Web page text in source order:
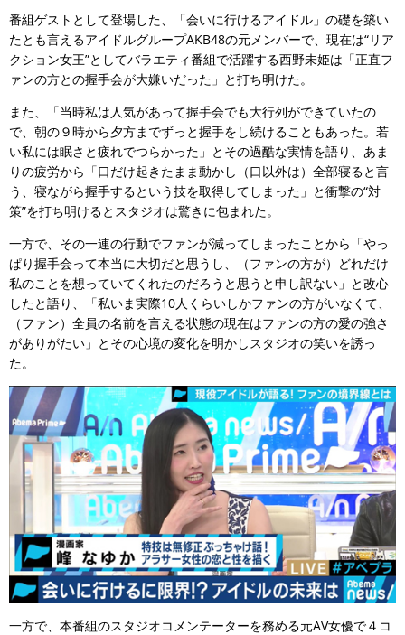
番組ゲストとして登場した、「会いに行けるアイドル」の礎を築い
たとも言えるアイドルグループAKB48の元メンバーで、現在は“リア
クション女王”としてバラエティ番組で活躍する西野未姫は「正直フ
ァンの方との握手会が大嫌いだった」と打ち明けた。
また、「当時私は人気があって握手会でも大行列ができていたの
で、朝の９時から夕方までずっと握手をし続けることもあった。若
い私には眠さと疲れでつらかった」とその過酷な実情を語り、あま
りの疲労から「口だけ起きたまま動かし（口以外は）全部寝ると言
う、寝ながら握手するという技を取得してしまった」と衝撃の“対
策”を打ち明けるとスタジオは驚きに包まれた。
一方で、その一連の行動でファンが減ってしまったことから「やっ
ぱり握手会って本当に大切だと思うし、（ファンの方が）どれだけ
私のことを想っていてくれたのだろうと思うと申し訳ない」と改心
したと語り、「私いま実際10人くらいしかファンの方がいなくて、
（ファン）全員の名前を言える状態の現在はファンの方の愛の強さ
がありがたい」とその心境の変化を明かしスタジオの笑いを誘っ
た。
一方で、本番組のスタジオコメンテーターを務める元AV女優で４コ